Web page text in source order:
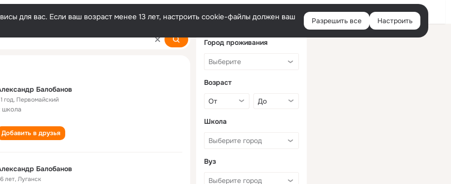
Войти
для вас. Если ваш возраст менее 13 лет, настроить cookie-файлы должен ваш
Разрешить все Настроить
Балобанов
год, Первомайский
школа
Добавить в друзья
Балобанов
лет,Луганск
Город проживания
Возраст
Школа
Вуз